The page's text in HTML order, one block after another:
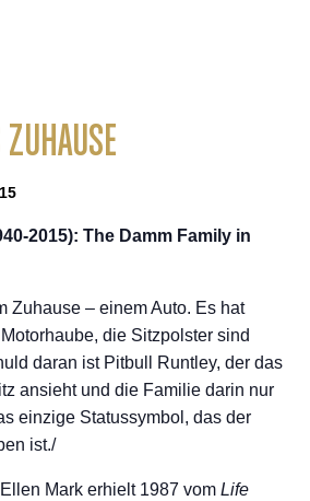
2015): The Damm Family in
Zuhause – einem Auto. Es hat
die Sitzpolster sind
daran ist Pitbull Runtley, der das
ansieht und die Familie darin nur
einzige Statussymbol, das der
ist./
Mark erhielt 1987 vom Life